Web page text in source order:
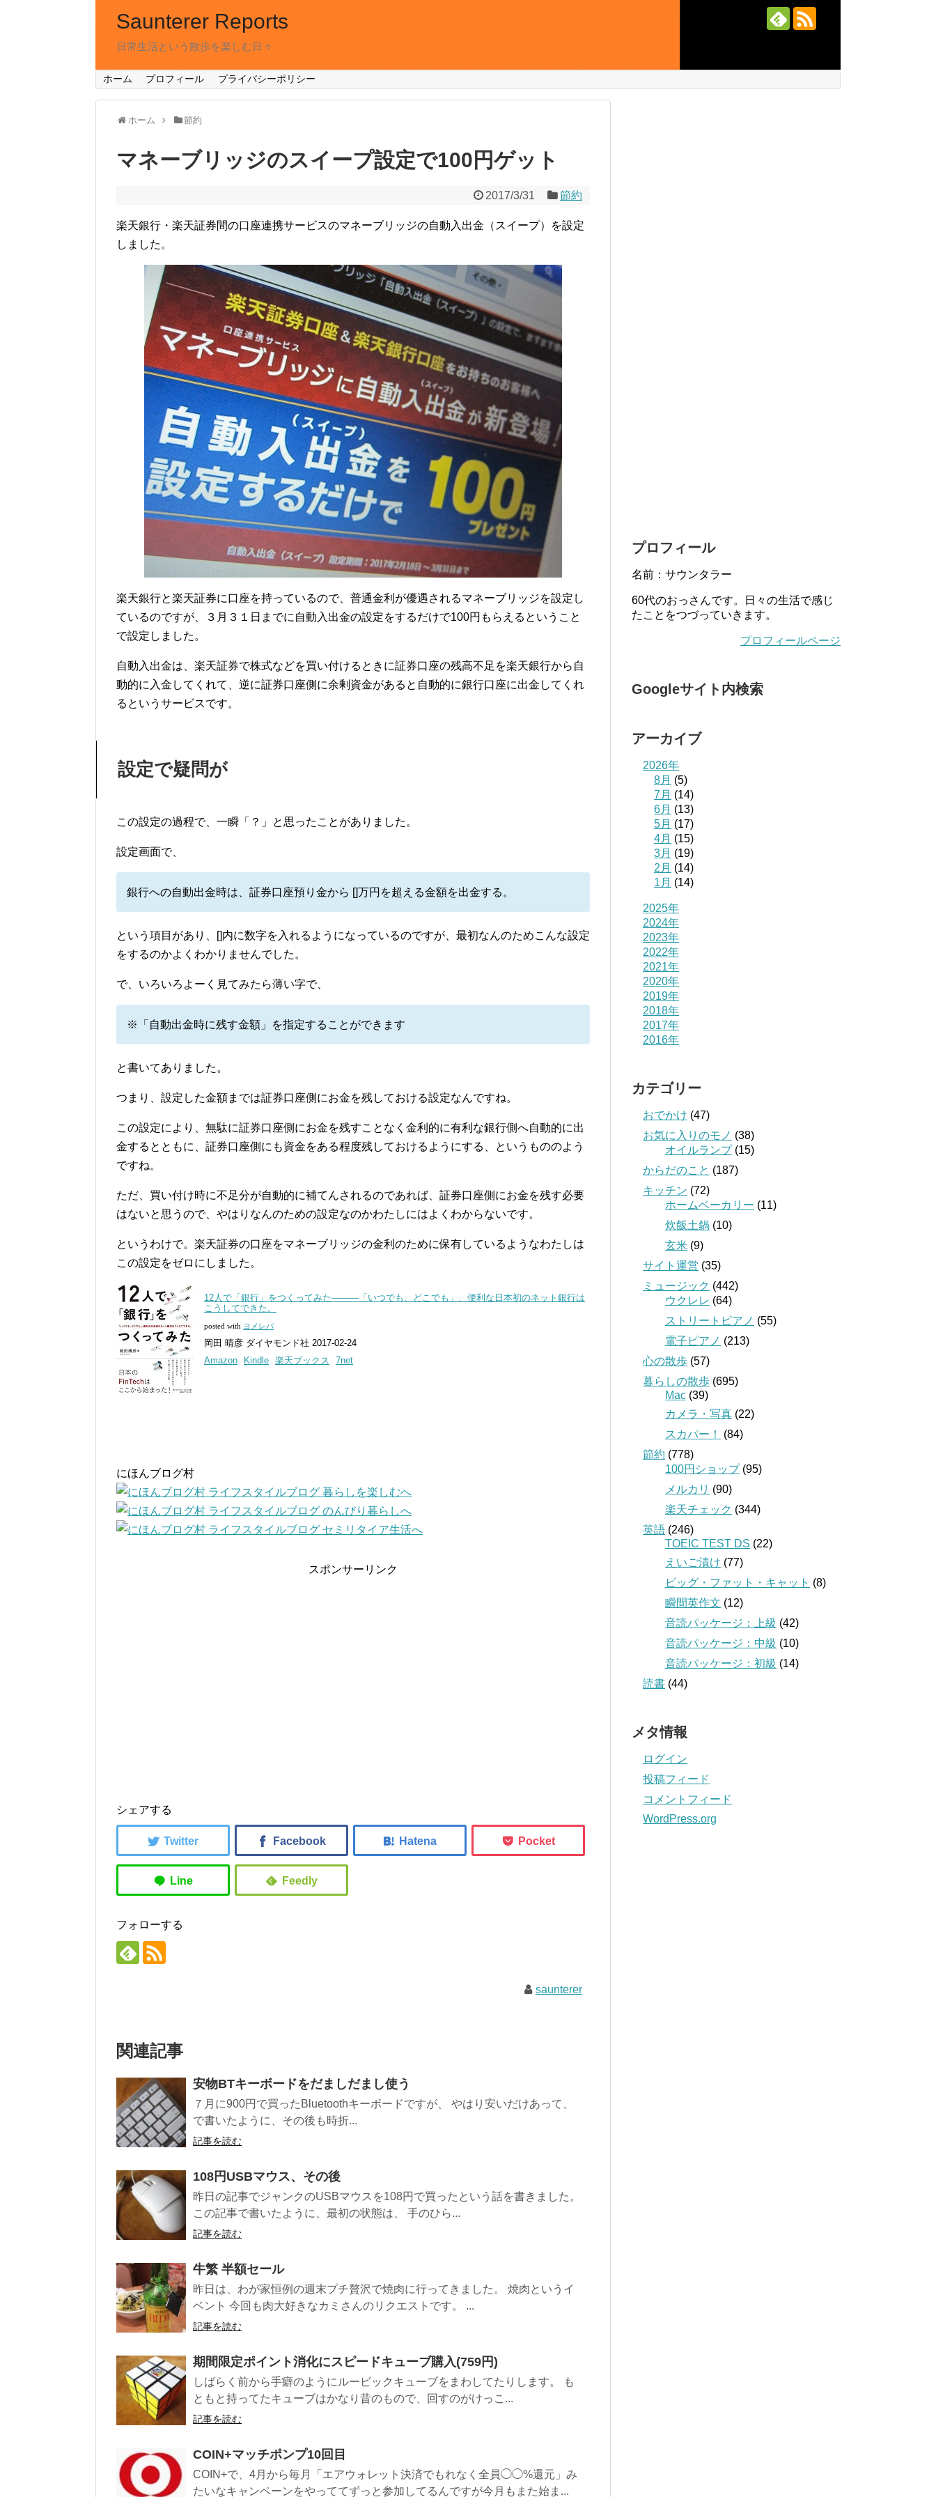
Saunterer Reports
日常生活という散歩を楽しむ日々
ホーム プロフィール プライバシーポリシー
ホーム 節約
マネーブリッジのスイープ設定で100円ゲット
2017/3/31 節約
楽天銀行・楽天証券間の口座連携サービスのマネーブリッジの自動入出金（スイープ）を設定
しました。
楽天銀行と楽天証券に口座を持っているので、普通金利が優遇されるマネーブリッジを設定し
ているのですが、３月３１日までに自動入出金の設定をするだけで100円もらえるということ
で設定しました。
自動入出金は、楽天証券で株式などを買い付けるときに証券口座の残高不足を楽天銀行から自
動的に入金してくれて、逆に証券口座側に余剰資金があると自動的に銀行口座に出金してくれ
るというサービスです。
設定で疑問が
この設定の過程で、一瞬「？」と思ったことがありました。
設定画面で、
銀行への自動出金時は、証券口座預り金から []万円を超える金額を出金する。
という項目があり、[]内に数字を入れるようになっているのですが、最初なんのためこんな設定
をするのかよくわかりませんでした。
で、いろいろよーく見てみたら薄い字で、
※「自動出金時に残す金額」を指定することができます
と書いてありました。
つまり、設定した金額までは証券口座側にお金を残しておける設定なんですね。
この設定により、無駄に証券口座側にお金を残すことなく金利的に有利な銀行側へ自動的に出
金するとともに、証券口座側にも資金をある程度残しておけるようにする、というもののよう
ですね。
ただ、買い付け時に不足分が自動的に補てんされるのであれば、証券口座側にお金を残す必要
はないと思うので、やはりなんのための設定なのかわたしにはよくわからないです。
というわけで。楽天証券の口座をマネーブリッジの金利のために保有しているようなわたしは
この設定をゼロにしました。
12人で「銀行」をつくってみた―――「いつでも、どこでも」、便利な日本初のネット銀行は
こうしてできた。
posted with ヨメレバ
岡田 晴彦 ダイヤモンド社 2017-02-24
Amazon
Kindle 楽天ブックス 7net
にほんブログ村
スポンサーリンク
シェアする
フォローする
saunterer
関連記事
安物BTキーボードをだましだまし使う
７月に900円で買ったBluetoothキーボードですが、 やはり安いだけあって、
で書いたように、その後も時折...
記事を読む
108円USBマウス、その後
昨日の記事でジャンクのUSBマウスを108円で買ったという話を書きました。
この記事で書いたように、最初の状態は、 手のひら...
記事を読む
牛繁 半額セール
昨日は、わが家恒例の週末プチ贅沢で焼肉に行ってきました。 焼肉というイ
ベント 今回も肉大好きなカミさんのリクエストです。 ...
記事を読む
期間限定ポイント消化にスピードキューブ購入(759円)
しばらく前から手癖のようにルービックキューブをまわしてたりします。 も
ともと持ってたキューブはかなり昔のもので、回すのがけっこ...
記事を読む
COIN+マッチポンプ10回目
COIN+で、4月から毎月「エアウォレット決済でもれなく全員◯◯%還元」み
たいなキャンペーンをやっててずっと参加してるんですが今月もまた始ま...
プロフィール
名前：サウンタラー
60代のおっさんです。日々の生活で感じ
たことをつづっていきます。
プロフィールページ
Googleサイト内検索
アーカイブ
2026年
8月 (5)
7月 (14)
6月 (13)
5月 (17)
4月 (15)
3月 (19)
2月 (14)
1月 (14)
2025年
2024年
2023年
2022年
2021年
2020年
2019年
2018年
2017年
2016年
カテゴリー
おでかけ (47)
お気に入りのモノ (38)
オイルランプ(15)
からだのこと (187)
キッチン (72)
ホームベーカリー (11)
炊飯土鍋 (10)
玄米 (9)
サイト運営 (35)
ミュージック (442)
ウクレレ (64)
ストリートピアノ (55)
電子ピアノ (213)
心の散歩 (57)
暮らしの散歩 (695)
Mac (39)
カメラ・写真 (22)
スカパー！
(84)
節約 (778)
100円ショップ(95)
メルカリ (90)
楽天チェック (344)
英語 (246)
TOEIC TEST DS (22)
えいご漬け (77)
ビッグ・ファット・キャット (8)
瞬間英作文 (12)
音読パッケージ：上級 (42)
音読パッケージ：中級 (10)
音読パッケージ：初級 (14)
読書 (44)
メタ情報
ログイン
投稿フィード
コメントフィード
WordPress.org